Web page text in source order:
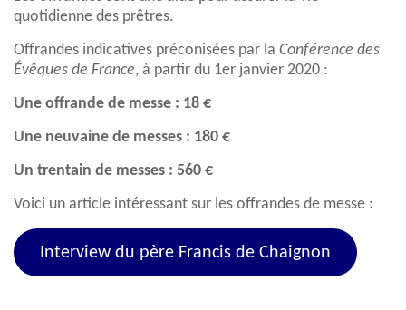
quotidienne des prêtres.
Offrandes indicatives préconisées par la Conférence des
Évêques de France, à partir du 1er janvier 2020 :
Une offrande de messe : 18 €
Une neuvaine de messes : 180 €
Un trentain de messes : 560 €
Voici un article intéressant sur les offrandes de messe :
Interview du père Francis de Chaignon